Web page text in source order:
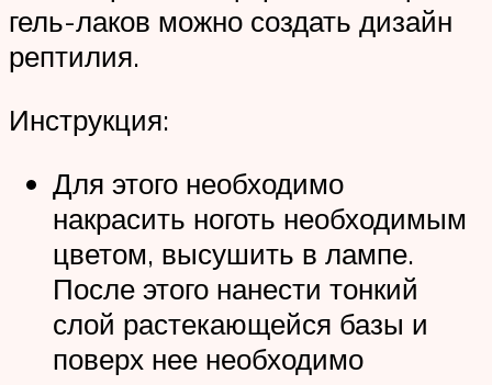
гель-лаков можно создать дизайн
рептилия.
Инструкция:
Для этого необходимо
накрасить ноготь необходимым
цветом, высушить в лампе.
После этого нанести тонкий
слой растекающейся базы и
поверх нее необходимо